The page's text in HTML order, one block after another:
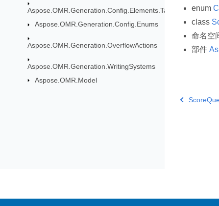
Aspose.OMR.Generation.Config.Elements.Table
Aspose.OMR.Generation.Config.Enums
Aspose.OMR.Generation.OverflowActions
Aspose.OMR.Generation.WritingSystems
Aspose.OMR.Model
enum
class
命名空
部件